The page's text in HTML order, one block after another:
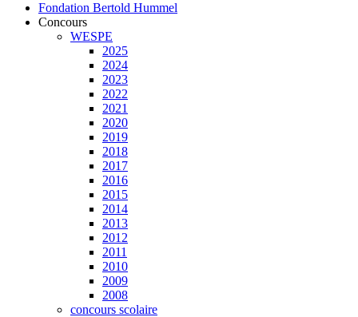
Fondation Bertold Hummel
Concours
WESPE
2025
2024
2023
2022
2021
2020
2019
2018
2017
2016
2015
2014
2013
2012
2011
2010
2009
2008
concours scolaire